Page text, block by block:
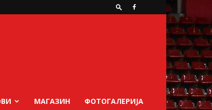
МАГАЗИН ФОТОГАЛЕРИЈА